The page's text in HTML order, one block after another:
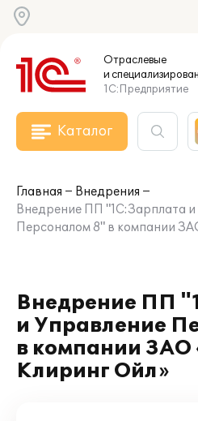
Отраслевые
и
1С:Предприятие
Каталог
Главная
Внедрения
Внедрение ПП "1С:Зарплата
Персоналом 8" в компании
Внедрение ПП
и Управление
в компании
Клиринг Ойл»